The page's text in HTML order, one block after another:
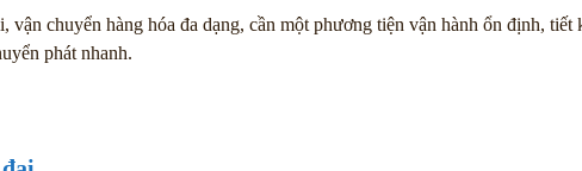
vận chuyển hàng hóa đa dạng, cần một phương tiện vận hành ổn định,
phát nhanh.